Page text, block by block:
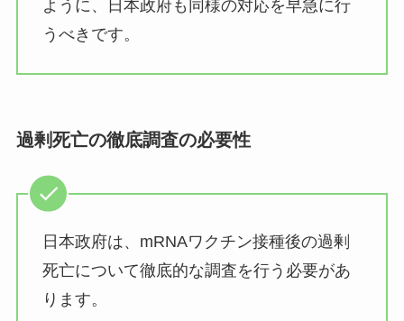
ように、日本政府も同様の対応を早急に行
うべきです。
過剰死亡の徹底調査の必要性
日本政府は、mRNAワクチン接種後の過剰
死亡について徹底的な調査を行う必要があ
ります。